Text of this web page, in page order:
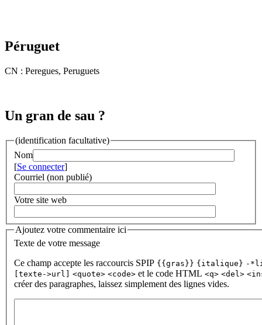
Péruguet
CN : Peregues, Peruguets
Un gran de sau ?
(identification facultative)
Nom
[Se connecter]
Courriel (non publié)
Votre site web
Ajoutez votre commentaire ici
Texte de votre message
Ce champ accepte les raccourcis SPIP {{gras}} {italique} -
[texte->url]
<quote> <code> et le code HTML <q> <del>
créer des paragraphes, laissez simplement des lignes vides.